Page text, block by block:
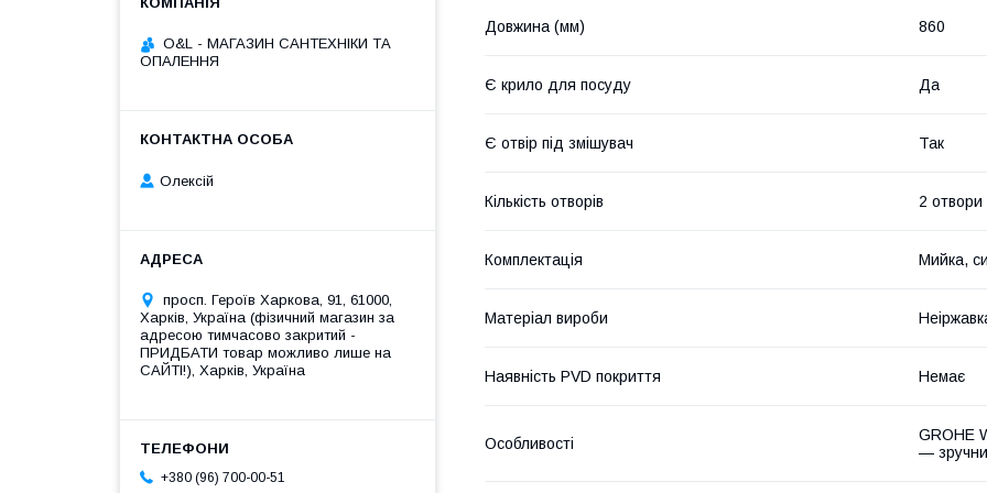
Довжина (мм) 860
Є крило для посуду Да
Є отвір під змішувач Так
Кількість отворів 2 отвори
Комплектація Мийка,
Матеріал вироби
Наявність PVD покриття Немає
Особливості
GROHE
—
O&L - МАГАЗИН САНТЕХНІКИ ТА
ОПАЛЕННЯ
Олексій
просп. Героїв Харкова, 91, 61000,
Харків, Україна (фізичний магазин за
адресою тимчасово закритий -
ПРИДБАТИ товар можливо лише на
САЙТІ!), Харків, Україна
+380 (96) 700-00-51